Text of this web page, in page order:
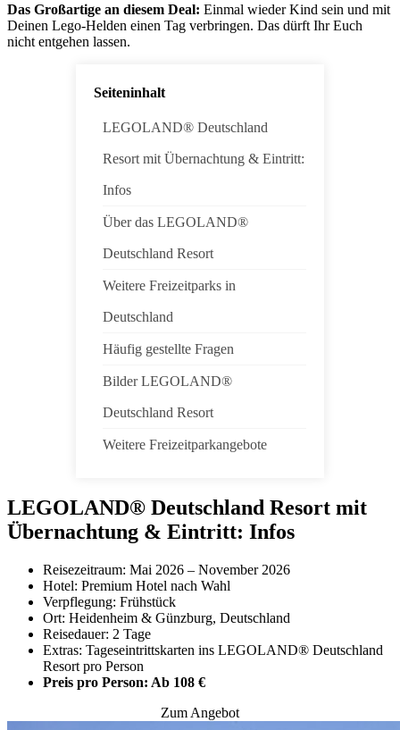
Das Großartige an diesem Deal: Einmal wieder Kind sein und mit
Deinen Lego-Helden einen Tag verbringen. Das dürft Ihr Euch
nicht entgehen lassen.
Seiteninhalt
LEGOLAND® Deutschland
Resort mit Übernachtung & Eintritt:
Infos
Über das LEGOLAND®
Deutschland Resort
Weitere Freizeitparks in
Deutschland
Häufig gestellte Fragen
Bilder LEGOLAND®
Deutschland Resort
Weitere Freizeitparkangebote
LEGOLAND® Deutschland Resort mit
Übernachtung & Eintritt: Infos
Reisezeitraum: Mai 2026 – November 2026
Hotel: Premium Hotel nach Wahl
Verpflegung: Frühstück
Ort: Heidenheim & Günzburg, Deutschland
Reisedauer: 2 Tage
Extras: Tageseintrittskarten ins LEGOLAND® Deutschland
Resort pro Person
Preis pro Person: Ab 108 €
Zum Angebot